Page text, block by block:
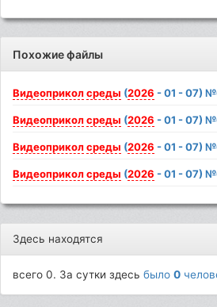
Похожие файлы
Видеоприкол среды (2026 - 01 - 07)
Видеоприкол среды (2026 - 01 - 07)
Видеоприкол среды (2026 - 01 - 07)
Видеоприкол среды (2026 - 01 - 07)
Здесь находятся
всего 0. За сутки здесьбыло0